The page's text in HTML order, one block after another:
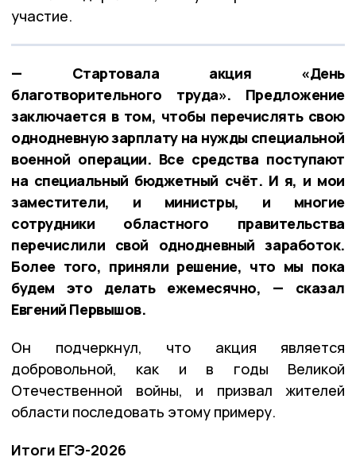
участие.
— Стартовала акция «День
благотворительного труда». Предложение
заключается в том, чтобы перечислять свою
однодневную зарплату на нужды специальной
военной операции. Все средства поступают
на специальный бюджетный счёт. И я, и мои
заместители, и министры, и многие
сотрудники областного правительства
перечислили свой однодневный заработок.
Более того, приняли решение, что мы пока
будем это делать ежемесячно, — сказал
Евгений Первышов.
Он подчеркнул, что акция является
добровольной, как и в годы Великой
Отечественной войны, и призвал жителей
области последовать этому примеру.
Итоги ЕГЭ-2026